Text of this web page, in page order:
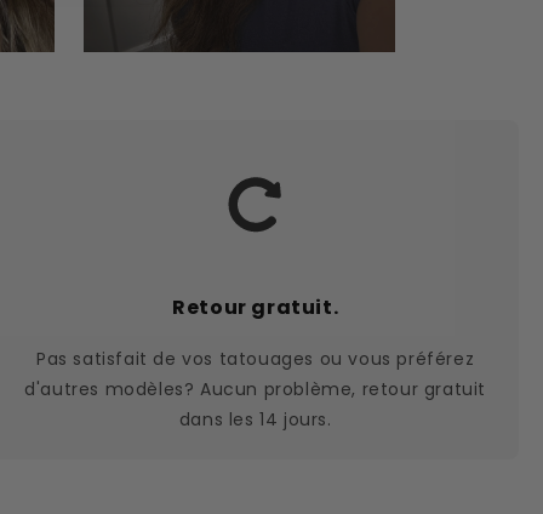
Retour gratuit.
Pas satisfait de vos tatouages ou vous préférez
d'autres modèles? Aucun problème, retour gratuit
dans les 14 jours.